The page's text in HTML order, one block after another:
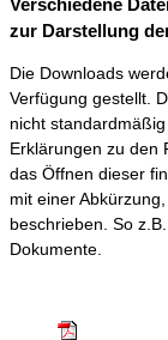
Verschiedene
zur Darstellung
Die Downloads
Verfügung gestellt.
nicht
Erklärungen zu den
das Öffnen dieser
mit einer
beschrieben. So
Dokumente.